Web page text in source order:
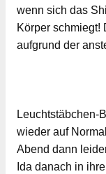
wenn sich das
Körper schmiegt!
aufgrund der
Leuchtstäbchen-
wieder auf
Abend dann
Ida danach in